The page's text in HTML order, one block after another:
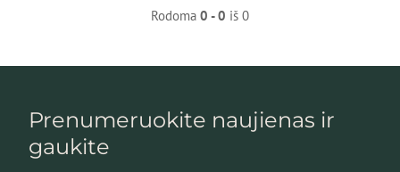
Rodoma 0 - 0 iš 0
Prenumeruokite naujienas ir
gaukite